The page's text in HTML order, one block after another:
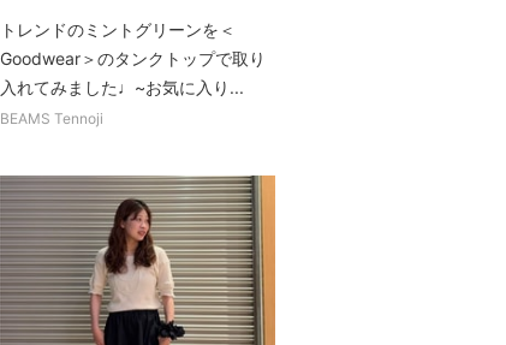
トレンドのミントグリーンを＜
Goodwear＞のタンクトップで取り
入れてみました♩~お気に入り...
BEAMS Tennoji